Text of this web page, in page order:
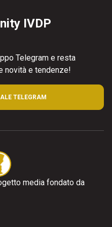
IVDP
Telegram e resta
novità e tendenze!
TELEGRAM
media fondato da